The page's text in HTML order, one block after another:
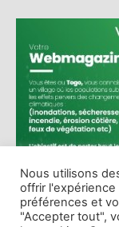
Nous utilisons
offrir
préférences et
"Accepter tout",